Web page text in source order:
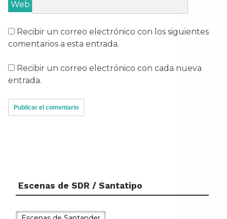
Web
Recibir un correo electrónico con los siguientes
comentarios a esta entrada.
Recibir un correo electrónico con cada nueva
entrada.
Escenas de SDR / Santatipo